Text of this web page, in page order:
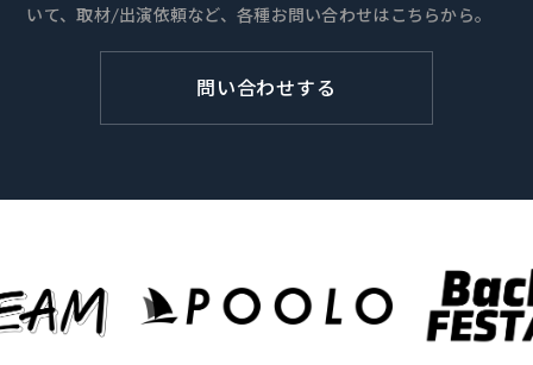
いて、取材/出演依頼など、各種お問い合わせはこちらから。
問い合わせする